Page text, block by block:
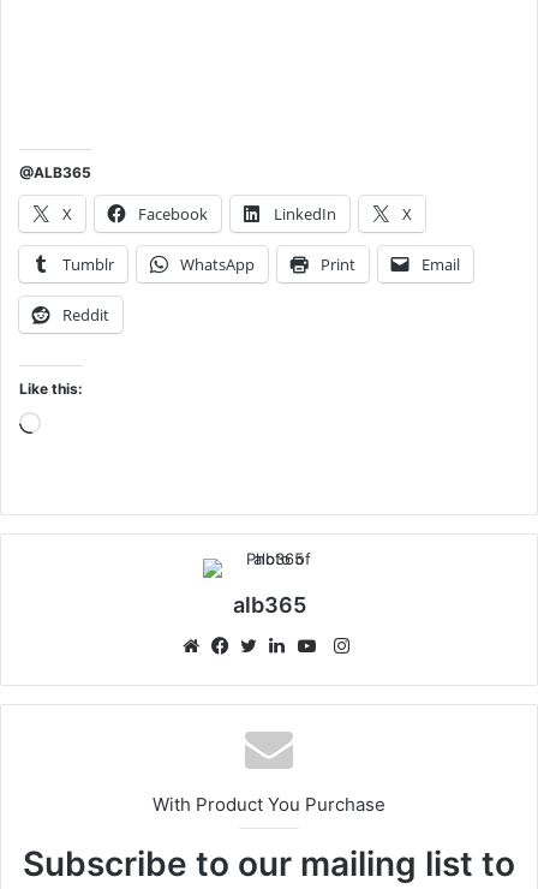
@ALB365
X Facebook LinkedIn X
Tumblr WhatsApp Print Email
Reddit
Like this:
Loading…
alb365
Instagram
With Product You Purchase
Subscribe to our mailing list to